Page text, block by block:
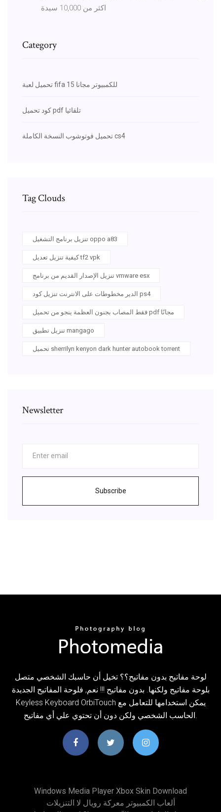
اكثر من 10,000 سيدة
Category
تحميل لعبة fifa 15 للكمبيوتر مجانا
كود تحميل pdf تلقائيا
تحميل فوتوشوب النسخة الكاملة cs4
Tag Clouds
تنزيل برنامج التشغيل oppo a83
كيفية تنزيل تعديل tf2 vpk
تنزيل الإصدار القديم من برنامج vmware esx
الدير مخطوطات على الانترنت تنزيل كود ps4
فقط المصاب بجنون العظمة ينجو من تحميل pdf مجانًا
تنزيل تطبيق mangago
تحميل sherrilyn kenyon dark hunter autobook torrent
Newsletter
Subscribe
لوحة مفاتيح بدون مفاتيح؟؟ تخيل أن حاسبك الشخصي متصل
بلوحة مفاتيح ولكنها. بدون مفاتيح !!! نعم, فلوحة المفاتيح الجديدة
Keyless Keyboard OrbiTouch يمكن استخدامها للتعامل مع
Windows Media Player Xbox Skin Download
ألعاب الكمبيوتر معركة رويال لا التنزيلات